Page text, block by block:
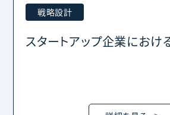
戦略設計
スタートアップ企業におけ